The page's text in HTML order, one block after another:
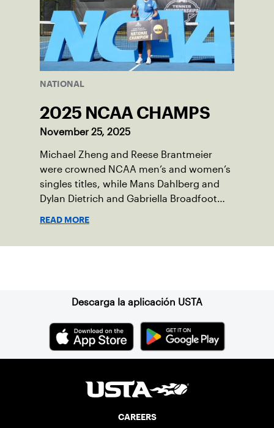
NATIONAL
2025 NCAA CHAMPS
November 25, 2025
Michael Zheng and Reese Brantmeier
were crowned NCAA men’s and women’s
singles titles, while Mans Dahlberg and
Dylan Dietrich and Gabriella Broadfoot
READ MORE
Descarga la aplicación USTA
CAREERS